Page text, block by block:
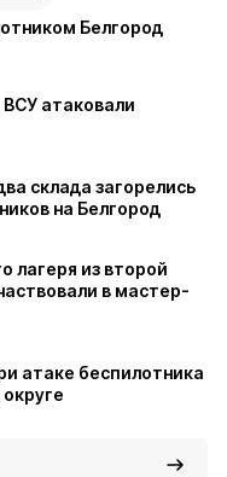
Белгород
атаковали
склада загорелись
на Белгород
лагеря из второй
в мастер-
атаке беспилотника